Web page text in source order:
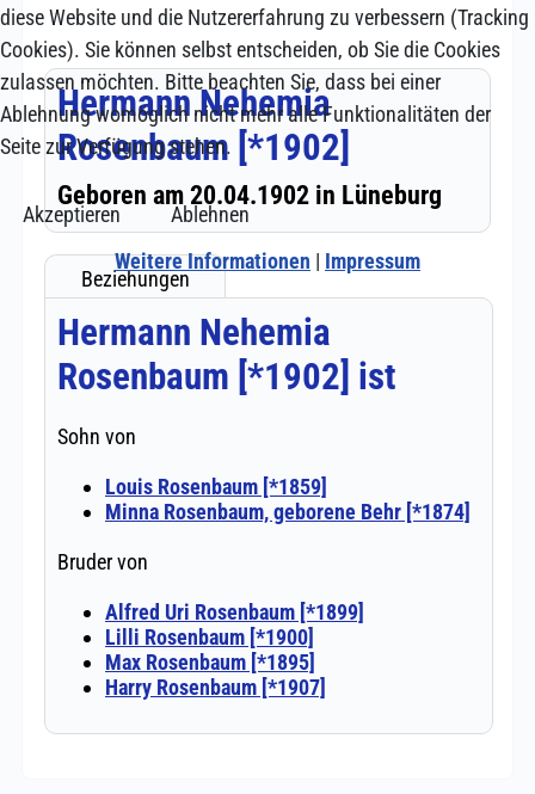
diese Website und die Nutzererfahrung zu verbessern (Tracking
Cookies). Sie können selbst entscheiden, ob Sie die Cookies
zulassen möchten. Bitte beachten Sie, dass bei einer
Ablehnung womöglich nicht mehr alle Funktionalitäten der
Seite zur Verfügung stehen.
Akzeptieren
Ablehnen
Weitere Informationen | Impressum